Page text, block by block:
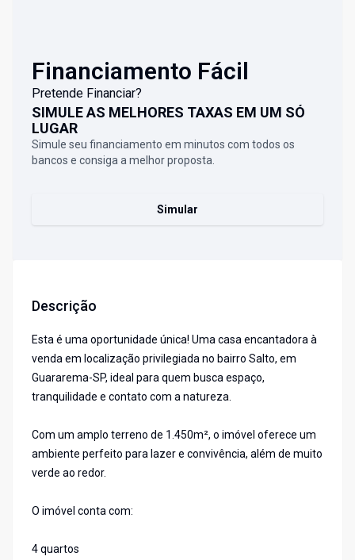
Financiamento Fácil
Pretende Financiar?
SIMULE AS MELHORES TAXAS EM UM SÓ
LUGAR
Simule seu financiamento em minutos com todos os
bancos e consiga a melhor proposta.
Simular
Descrição
Esta é uma oportunidade única! Uma casa encantadora à
venda em localização privilegiada no bairro Salto, em
Guararema-SP, ideal para quem busca espaço,
tranquilidade e contato com a natureza.
Com um amplo terreno de 1.450m², o imóvel oferece um
ambiente perfeito para lazer e convivência, além de muito
verde ao redor.
O imóvel conta com:
4 quartos